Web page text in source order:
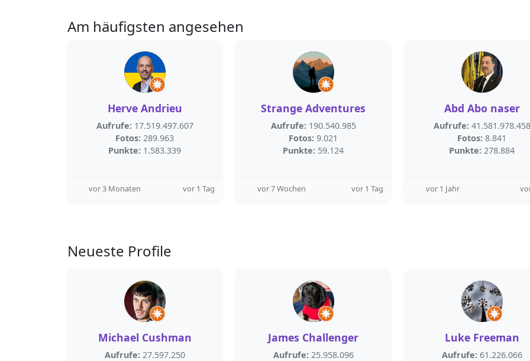
Am häufigsten angesehen
Herve Andrieu
Aufrufe: 17.519.497.607
Fotos: 289.963
Punkte: 1.583.339
vor 3 Monaten vor 1 Tag
Strange Adventures
Aufrufe: 190.540.985
Fotos: 9.021
Punkte: 59.124
vor 7 Wochen vor 1 Tag
Abd Abo naser
Aufrufe: 41.581.978.458
Fotos: 8.841
Punkte: 278.884
vor 1 Jahr
Neueste Profile
Michael Cushman
Aufrufe: 27.597.250
James Challenger
Aufrufe: 25.958.096
Luke Freeman
Aufrufe: 61.226.066